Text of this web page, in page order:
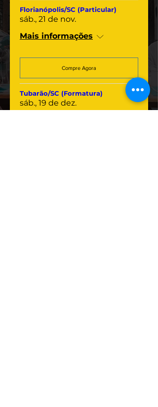
Florianópolis/SC (Particular)
sáb., 21 de nov.
Mais informações
Compre Agora
Tubarão/SC (Formatura)
sáb., 19 de dez.